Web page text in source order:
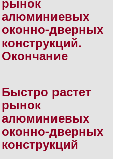
алюминиевых
оконно-дверных
конструкций.
Окончание
Быстро растет
рынок
алюминиевых
оконно-дверных
конструкций